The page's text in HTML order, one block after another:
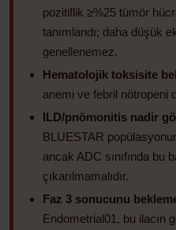
pozitiflik ≥%25 tümör
tanımlandı; daha düşük
genellenemez.
Hematolojik toksisite
anemi ve febril nötropeni
ILD/pnömonitis nadir
BLUESTAR
ancak ADC sınıfında bu
çıkarılmamalıdır.
Faz 3 sonucunu
Endometrial01, bu ilacın